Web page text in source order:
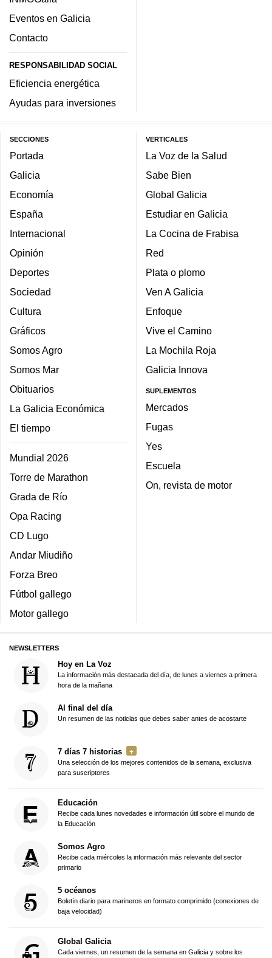
Eventos en Galicia
Contacto
RESPONSABILIDAD SOCIAL
Eficiencia energética
Ayudas para inversiones
SECCIONES
Portada
Galicia
Economía
España
Internacional
Opinión
Deportes
Sociedad
Cultura
Gráficos
Somos Agro
Somos Mar
Obituarios
La Galicia Económica
El tiempo
Mundial 2026
Torre de Marathon
Grada de Río
Opa Racing
CD Lugo
Andar Miudiño
Forza Breo
Fútbol gallego
Motor gallego
VERTICALES
La Voz de la Salud
Sabe Bien
Global Galicia
Estudiar en Galicia
La Cocina de Frabisa
Red
Plata o plomo
Ven A Galicia
Enfoque
Vive el Camino
La Mochila Roja
Galicia Innova
SUPLEMENTOS
Mercados
Fugas
Yes
Escuela
On, revista de motor
NEWSLETTERS
Hoy en La Voz
La información más destacada del día, de lunes a viernes a primera
hora de la mañana
Al final del día
Un resumen de las noticias que debes saber antes de acostarte
7 días 7 historias
Una selección de los mejores contenidos de la semana, exclusiva
para suscriptores
Educación
Recibe cada lunes novedades e información útil sobre el mundo de
la Educación
Somos Agro
Recibe cada miércoles la información más relevante del sector
primario
5 océanos
Boletín diario para marineros en formato comprimido (conexiones de
baja velocidad)
Global Galicia
Cada viernes, un resumen de la semana en Galicia y sobre los